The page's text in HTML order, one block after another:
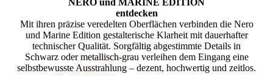
entdecken
Mit ihren präzise veredelten Oberflächen verbinden die Nero
und Marine Edition gestalterische Klarheit mit dauerhafter
technischer Qualität. Sorgfältig abgestimmte Details in
Schwarz oder metallisch-grau verleihen dem Eingang eine
selbstbewusste Ausstrahlung – dezent, hochwertig und zeitlos.